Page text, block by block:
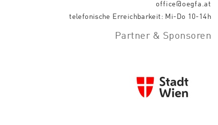
office@oegfa.at
telefonische Erreichbarkeit: Mi-Do 10-14h
Partner & Sponsoren